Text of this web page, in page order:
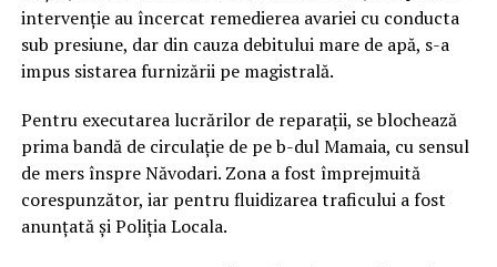
intervenție au încercat remedierea avariei cu conducta
sub presiune, dar din cauza debitului mare de apă, s-a
impus sistarea furnizării pe magistrală.
Pentru executarea lucrărilor de reparații, se blochează
prima bandă de circulație de pe b-dul Mamaia, cu sensul
de mers înspre Năvodari. Zona a fost împrejmuită
corespunzător, iar pentru fluidizarea traficului a fost
anunțată și Poliția Locala.